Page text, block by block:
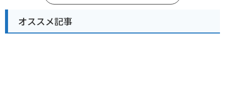
オススメ記事